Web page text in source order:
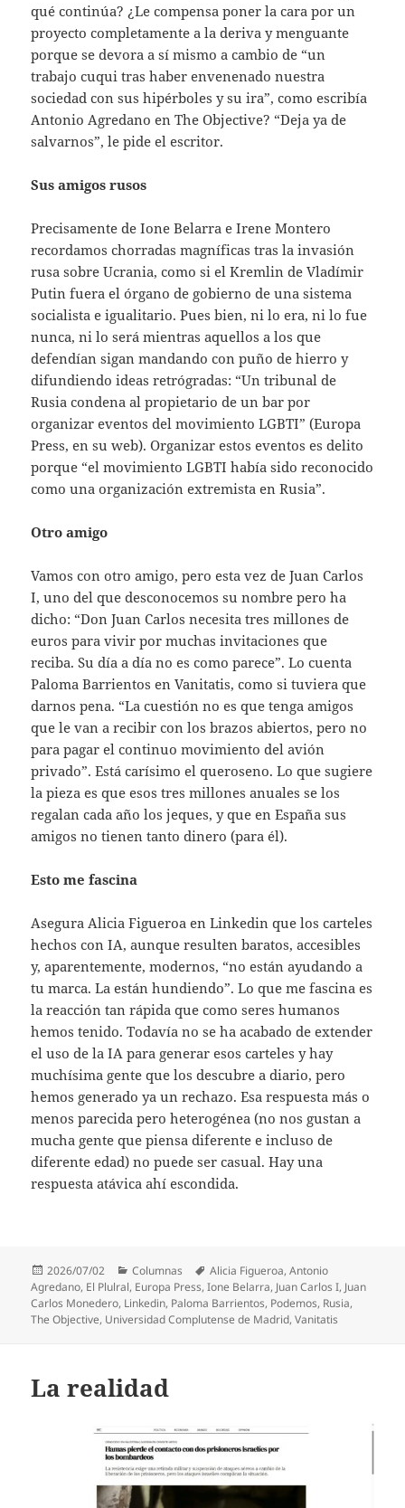
qué continúa? ¿Le compensa poner la cara por un
proyecto completamente a la deriva y menguante
porque se devora a sí mismo a cambio de “un
trabajo cuqui tras haber envenenado nuestra
sociedad con sus hipérboles y su ira”, como escribía
Antonio Agredano en The Objective? “Deja ya de
salvarnos”, le pide el escritor.
Sus amigos rusos
Precisamente de Ione Belarra e Irene Montero
recordamos chorradas magníficas tras la invasión
rusa sobre Ucrania, como si el Kremlin de Vladímir
Putin fuera el órgano de gobierno de una sistema
socialista e igualitario. Pues bien, ni lo era, ni lo fue
nunca, ni lo será mientras aquellos a los que
defendían sigan mandando con puño de hierro y
difundiendo ideas retrógradas: “Un tribunal de
Rusia condena al propietario de un bar por
organizar eventos del movimiento LGBTI” (Europa
Press, en su web). Organizar estos eventos es delito
porque “el movimiento LGBTI había sido reconocido
como una organización extremista en Rusia”.
Otro amigo
Vamos con otro amigo, pero esta vez de Juan Carlos
I, uno del que desconocemos su nombre pero ha
dicho: “Don Juan Carlos necesita tres millones de
euros para vivir por muchas invitaciones que
reciba. Su día a día no es como parece”. Lo cuenta
Paloma Barrientos en Vanitatis, como si tuviera que
darnos pena. “La cuestión no es que tenga amigos
que le van a recibir con los brazos abiertos, pero no
para pagar el continuo movimiento del avión
privado”. Está carísimo el queroseno. Lo que sugiere
la pieza es que esos tres millones anuales se los
regalan cada año los jeques, y que en España sus
amigos no tienen tanto dinero (para él).
Esto me fascina
Asegura Alicia Figueroa en Linkedin que los carteles
hechos con IA, aunque resulten baratos, accesibles
y, aparentemente, modernos, “no están ayudando a
tu marca. La están hundiendo”. Lo que me fascina es
la reacción tan rápida que como seres humanos
hemos tenido. Todavía no se ha acabado de extender
el uso de la IA para generar esos carteles y hay
muchísima gente que los descubre a diario, pero
hemos generado ya un rechazo. Esa respuesta más o
menos parecida pero heterogénea (no nos gustan a
mucha gente que piensa diferente e incluso de
diferente edad) no puede ser casual. Hay una
respuesta atávica ahí escondida.
Publicado
el
2026/07/02 Categorías
Columnas Etiquetas
Alicia Figueroa,Antonio
Agredano, El Plulral, Europa Press,Ione Belarra, Juan Carlos I, Juan
Carlos Monedero, Linkedin, Paloma Barrientos, Podemos, Rusia,
The Objective, Universidad Complutense de Madrid,Vanitatis
La realidad